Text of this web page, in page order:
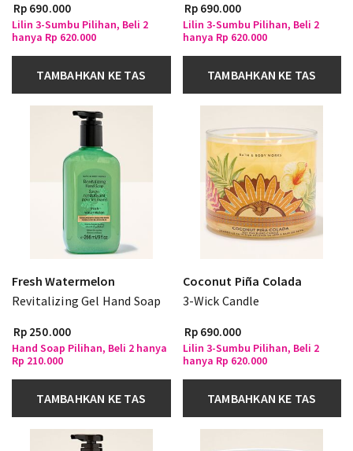
Rp 690.000
Lilin 3-Sumbu Pilihan, Beli 2
hanya Rp 620.000
TAMBAHKAN KE TAS
Rp 690.000
Lilin 3-Sumbu Pilihan, Beli 2
hanya Rp 620.000
TAMBAHKAN KE TAS
Fresh Watermelon
Revitalizing Gel Hand Soap
Rp 250.000
Hand Soap Pilihan, Beli 2 hanya
Rp 210.000
TAMBAHKAN KE TAS
Coconut Piña Colada
3-Wick Candle
Rp 690.000
Lilin 3-Sumbu Pilihan, Beli 2
hanya Rp 620.000
TAMBAHKAN KE TAS